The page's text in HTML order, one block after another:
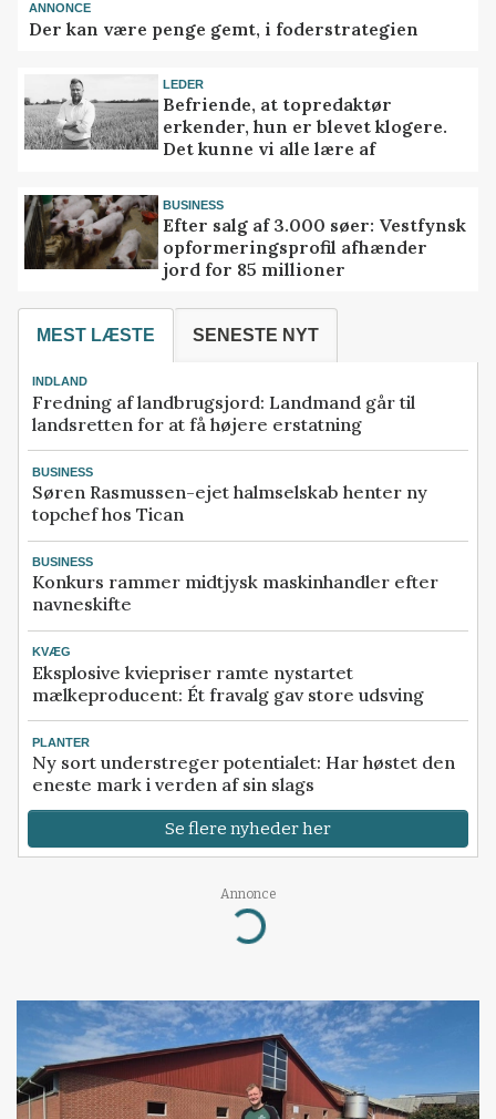
ANNONCE
Der kan være penge gemt, i foderstrategien
LEDER
Befriende, at topredaktør
erkender, hun er blevet klogere.
Det kunne vi alle lære af
BUSINESS
Efter salg af 3.000 søer: Vestfynsk
opformeringsprofil afhænder
jord for 85 millioner
MEST LÆSTE SENESTE NYT
INDLAND
Fredning af landbrugsjord: Landmand går til
landsretten for at få højere erstatning
BUSINESS
Søren Rasmussen-ejet halmselskab henter ny
topchef hos Tican
BUSINESS
Konkurs rammer midtjysk maskinhandler efter
navneskifte
KVÆG
Eksplosive kviepriser ramte nystartet
mælkeproducent: Ét fravalg gav store udsving
PLANTER
Ny sort understreger potentialet: Har høstet den
eneste mark i verden af sin slags
Se flere nyheder her
Annonce
Loading...